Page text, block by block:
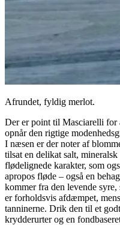
Afrundet, fyldig merlot.
Der er point til Masciarelli
opnår den rigtige
I næsen er der noter af
tilsat en delikat salt,
flødelignede karakter, som
apropos fløde – også en
kommer fra den levende
er forholdsvis afdæmpet,
tanninerne. Drik den til et
krydderurter og en